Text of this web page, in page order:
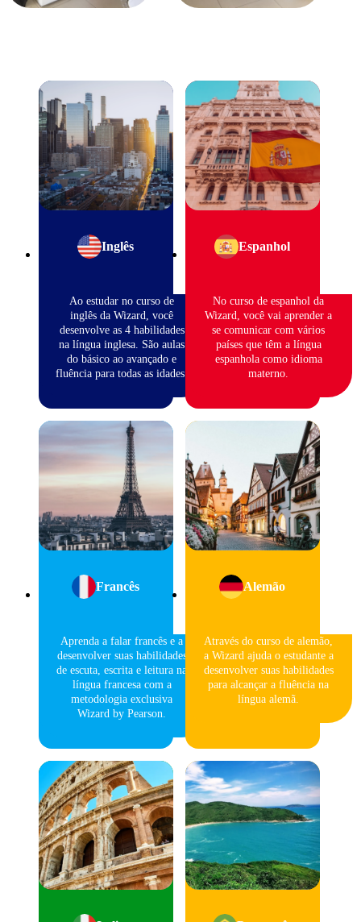
Inglês
Ao estudar no curso de
inglês da Wizard, você
desenvolve as 4 habilidades
na língua inglesa. São aulas
do básico ao avançado e
fluência para todas as idades.
Espanhol
No curso de espanhol da
Wizard, você vai aprender a
se comunicar com vários
países que têm a língua
espanhola como idioma
materno.
Francês
Aprenda a falar francês e a
desenvolver suas habilidades
de escuta, escrita e leitura na
língua francesa com a
metodologia exclusiva
Wizard by Pearson.
Alemão
Através do curso de alemão,
a Wizard ajuda o estudante a
desenvolver suas habilidades
para alcançar a fluência na
língua alemã.